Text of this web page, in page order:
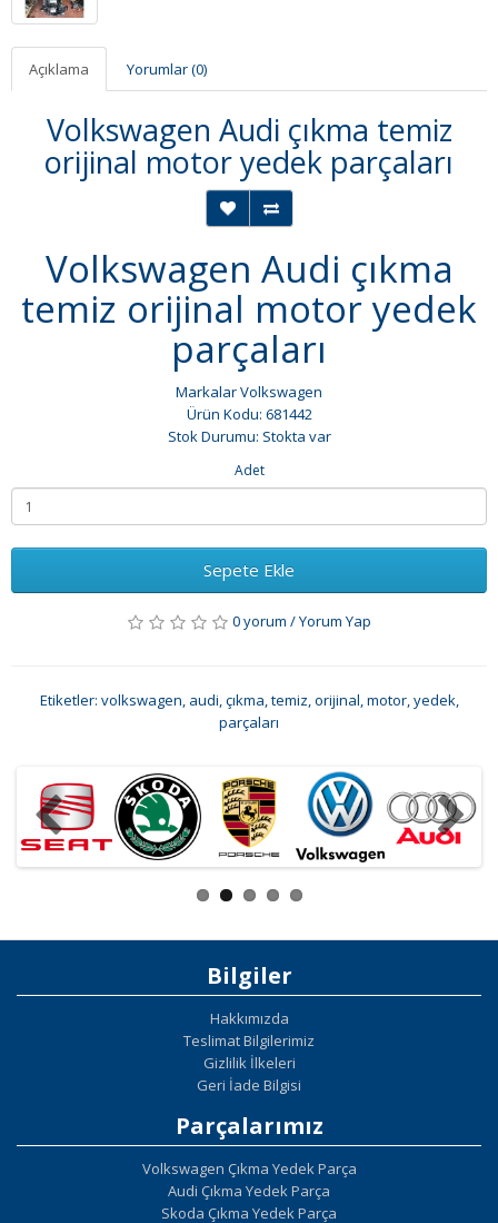
Açıklama Yorumlar (0)
Volkswagen Audi çıkma temiz
orijinal motor yedek parçaları
Volkswagen Audi çıkma
temiz orijinal motor yedek
parçaları
MarkalarVolkswagen
Ürün Kodu: 681442
Stok Durumu: Stokta var
Adet
Sepete Ekle
0 yorum /Yorum Yap
Etiketler: volkswagen, audi,çıkma,temiz,orijinal,motor,yedek,
parçaları
Bilgiler
Hakkımızda
Teslimat Bilgilerimiz
Gizlilik İlkeleri
Geri İade Bilgisi
Parçalarımız
Volkswagen Çıkma Yedek Parça
Audi Çıkma Yedek Parça
Skoda Çıkma Yedek Parça